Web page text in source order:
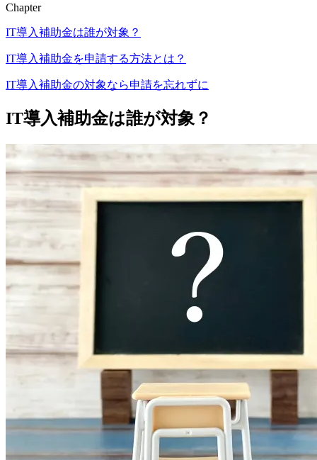
Chapter
IT導入補助金は誰が対象？
IT導入補助金を申請する方法とは？
IT導入補助金の対象なら申請を忘れずに
IT導入補助金は誰が対象？